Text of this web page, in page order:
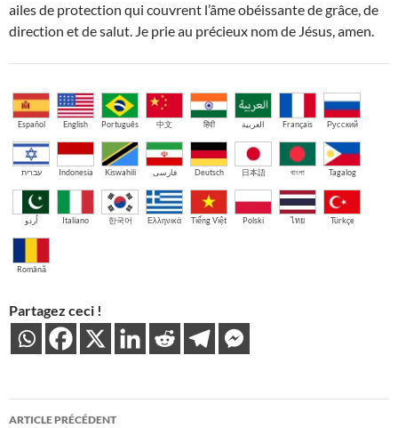
ailes de protection qui couvrent l’âme obéissante de grâce, de
direction et de salut. Je prie au précieux nom de Jésus, amen.
Español English Português 中文 हिंदी العربية Français Русский
עברית Indonesia Kiswahili فارسی Deutsch 日本語 বাংলা Tagalog
اُردو Italiano 한국어 Ελληνικά Tiếng Việt Polski ไทย Türkçe
Română
Partagez ceci !
Navigation
ARTICLE PRÉCÉDENT